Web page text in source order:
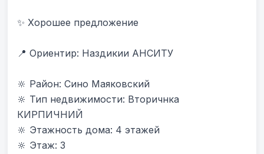
✨ Хорошее предложение
📍 Ориентир: Наздикии АНСИТУ
🔆 Район: Сино Маяковский
🔆 Тип недвижимости: Вторичнка
КИРПИЧНИЙ
🔆 Этажность дома: 4 этажей
🔆 Этаж: 3